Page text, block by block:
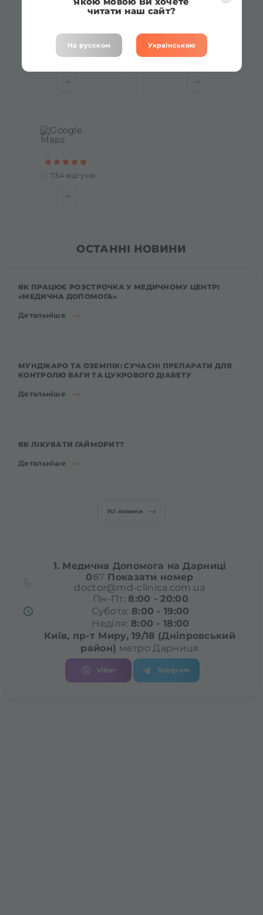
734 відгуків
ОСТАННІ НОВИНИ
ЯК ПРАЦЮЄ РОЗСТРОЧКА У МЕДИЧНОМУ ЦЕНТРІ
«МЕДИЧНА ДОПОМОГА»
Детальніше
МУНДЖАРО ТА ОЗЕМПІК: СУЧАСНІ ПРЕПАРАТИ ДЛЯ
КОНТРОЛЮ ВАГИ ТА ЦУКРОВОГО ДІАБЕТУ
Детальніше
ЯК ЛІКУВАТИ ГАЙМОРИТ?
Детальніше
Усі новини
1. Медична Допомога на Дарниці
06
Показати номер
doctor@md-clinica.com.ua
Пн-Пт: 8:00 - 20:00
Субота: 8:00 - 19:00
Неділя: 8:00 - 18:00
Київ, пр-т Миру, 19/18 (Дніпровський
район) метро Дарниця
Viber Telegram
читати наш сайт?
На русском Українською